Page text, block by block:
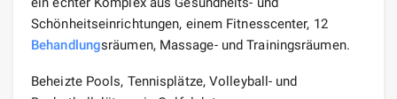
Schönheitseinrichtungen, einem Fitnesscenter, 12
Behandlungsräumen, Massage- und Trainingsräumen.
Beheizte Pools, Tennisplätze, Volleyball- und